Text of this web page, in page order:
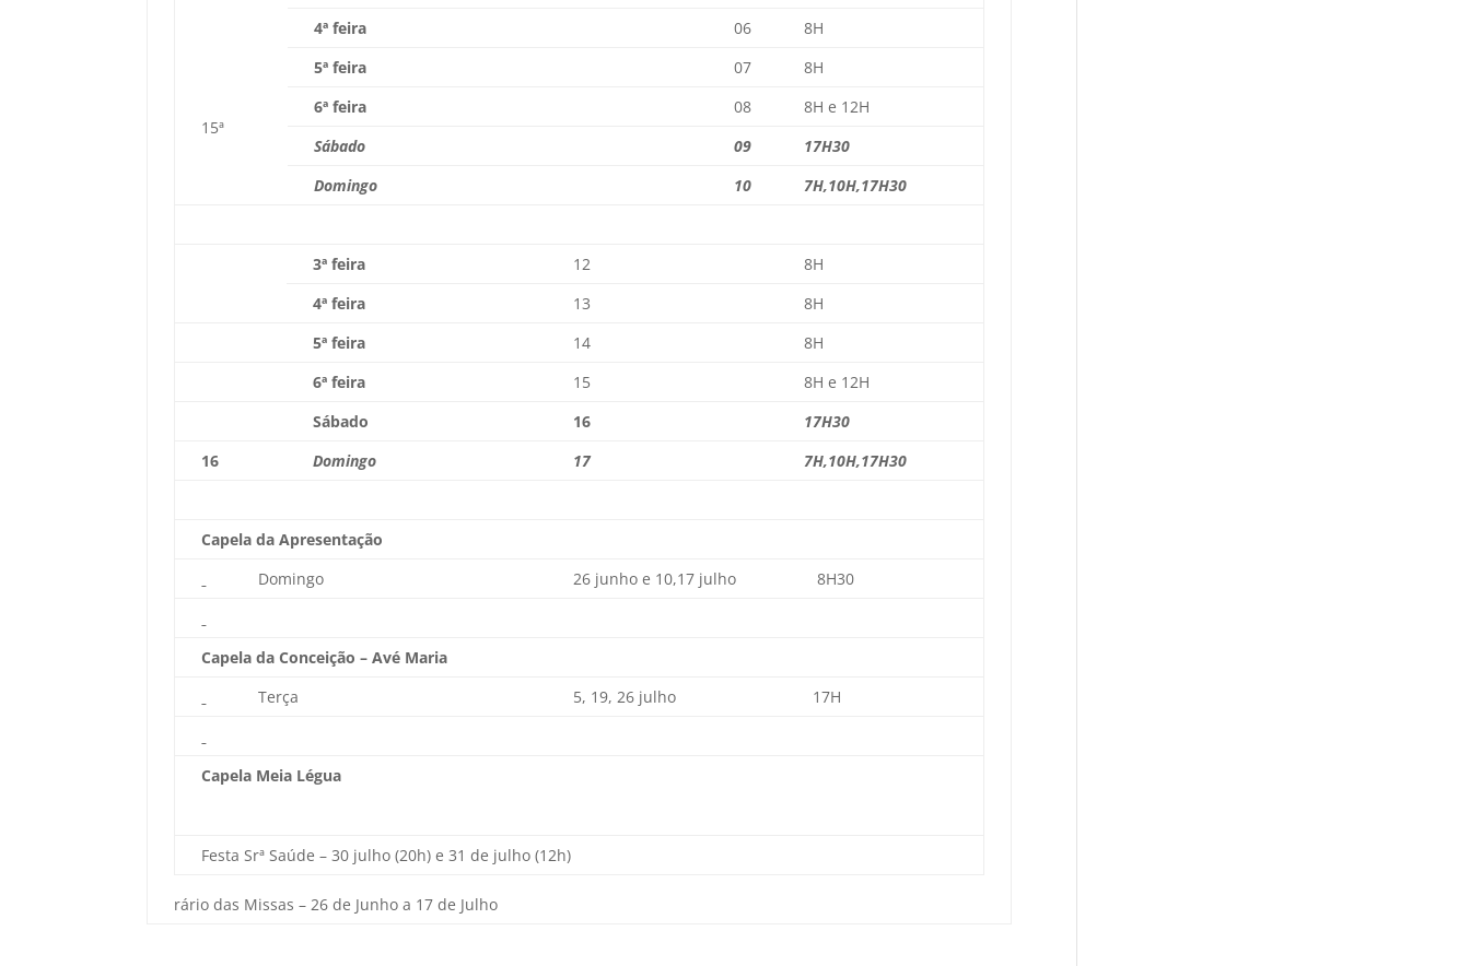
15ª
4ª feira
06
8H
5ª feira
07
8H
6ª feira
08
8H e 12H
Sábado
09
17H30
Domingo
10 7H,10H,17H30
3ª feira 12
8H
4ª feira
13
8H
5ª feira
14
8H
6ª feira
15
8H e 12H
Sábado
16
17H30
16
Domingo 17 7H,10H,17H30
Capela da Apresentação
Domingo
26 junho e 10,17 julho 8H30
Capela da Conceição – Avé Maria
Terça
5, 19, 26 julho 17H
Capela Meia Légua
Festa Srª Saúde – 30 julho (20h) e 31 de julho (12h)
rário das Missas – 26 de Junho a 17 de Julho